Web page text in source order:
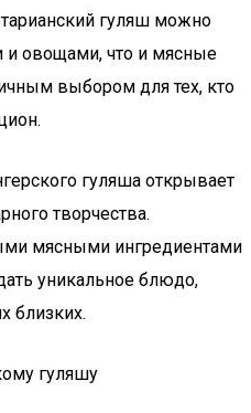
гуляш можно
и овощами, что и мясные
выбором для тех, кто
гуляша открывает
творчества.
мясными ингредиентами
уникальное блюдо,
близких.
гуляшу